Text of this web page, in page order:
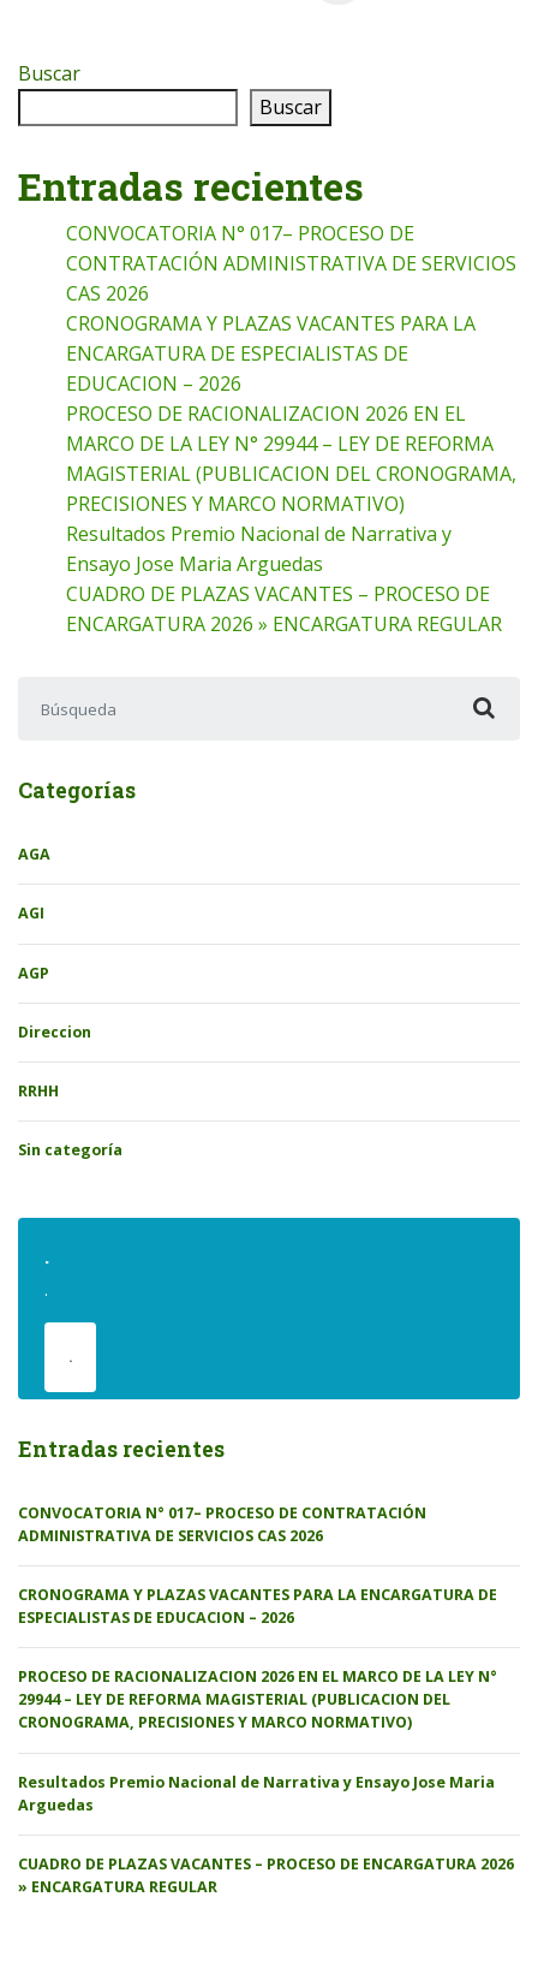
Buscar
Buscar
Entradas recientes
CONVOCATORIA N° 017– PROCESO DE
CONTRATACIÓN ADMINISTRATIVA DE SERVICIOS
CAS 2026
CRONOGRAMA Y PLAZAS VACANTES PARA LA
ENCARGATURA DE ESPECIALISTAS DE
EDUCACION – 2026
PROCESO DE RACIONALIZACION 2026 EN EL
MARCO DE LA LEY N° 29944 – LEY DE REFORMA
MAGISTERIAL (PUBLICACION DEL CRONOGRAMA,
PRECISIONES Y MARCO NORMATIVO)
Resultados Premio Nacional de Narrativa y
Ensayo Jose Maria Arguedas
CUADRO DE PLAZAS VACANTES – PROCESO DE
ENCARGATURA 2026 » ENCARGATURA REGULAR
Categorías
AGA
AGI
AGP
Direccion
RRHH
Sin categoría
.
.
.
Entradas recientes
CONVOCATORIA N° 017– PROCESO DE CONTRATACIÓN
ADMINISTRATIVA DE SERVICIOS CAS 2026
CRONOGRAMA Y PLAZAS VACANTES PARA LA ENCARGATURA DE
ESPECIALISTAS DE EDUCACION – 2026
PROCESO DE RACIONALIZACION 2026 EN EL MARCO DE LA LEY N°
29944 – LEY DE REFORMA MAGISTERIAL (PUBLICACION DEL
CRONOGRAMA, PRECISIONES Y MARCO NORMATIVO)
Resultados Premio Nacional de Narrativa y Ensayo Jose Maria
Arguedas
CUADRO DE PLAZAS VACANTES – PROCESO DE ENCARGATURA 2026
» ENCARGATURA REGULAR